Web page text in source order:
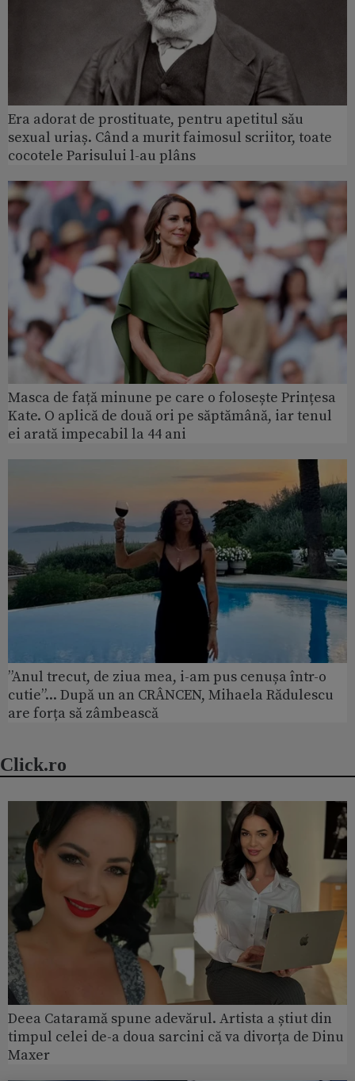
Era adorat de prostituate, pentru apetitul său
sexual uriaș. Când a murit faimosul scriitor, toate
cocotele Parisului l-au plâns
Masca de față minune pe care o folosește Prințesa
Kate. O aplică de două ori pe săptămână, iar tenul
ei arată impecabil la 44 ani
”Anul trecut, de ziua mea, i-am pus cenușa într-o
cutie”... După un an CRÂNCEN, Mihaela Rădulescu
are forța să zâmbească
Click.ro
Deea Cataramă spune adevărul. Artista a știut din
timpul celei de-a doua sarcini că va divorța de Dinu
Maxer